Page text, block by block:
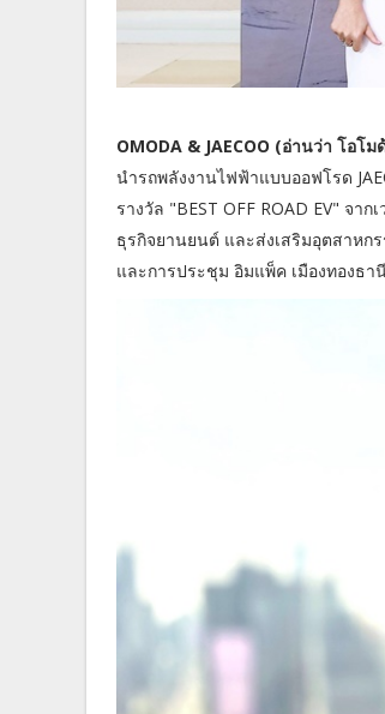
OMODA & JAECOO (อ่านว่า โอ
นำรถพลังงานไฟฟ้าแบบออฟโรด
รางวัล "BEST OFF ROAD EV" จ
ธุรกิจยานยนต์ และส่งเสริมอุตสาหก
และการประชุม อิมแพ็ค เมืองทองธา